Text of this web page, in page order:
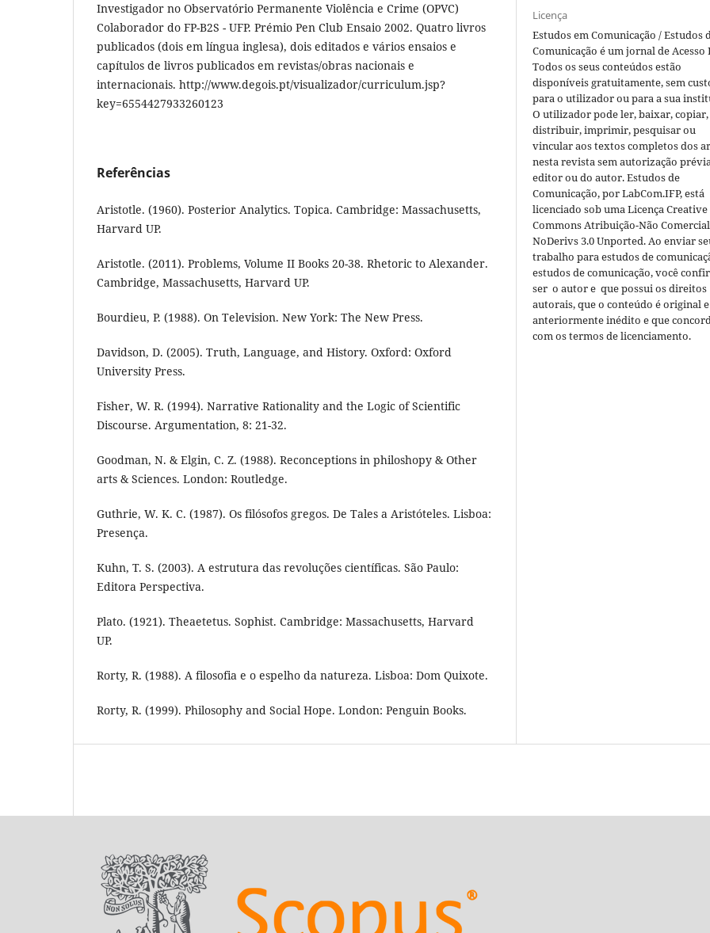
Investigador no Observatório Permanente Violência e Crime (OPVC)
Colaborador do FP-B2S - UFP. Prémio Pen Club Ensaio 2002. Quatro livros
publicados (dois em língua inglesa), dois editados e vários ensaios e
capítulos de livros publicados em revistas/obras nacionais e
internacionais. http://www.degois.pt/visualizador/curriculum.jsp?
key=6554427933260123
Referências
Aristotle. (1960). Posterior Analytics. Topica. Cambridge: Massachusetts,
Harvard UP.
Aristotle. (2011). Problems, Volume II Books 20-38. Rhetoric to Alexander.
Cambridge, Massachusetts, Harvard UP.
Bourdieu, P. (1988). On Television. New York: The New Press.
Davidson, D. (2005). Truth, Language, and History. Oxford: Oxford
University Press.
Fisher, W. R. (1994). Narrative Rationality and the Logic of Scientific
Discourse. Argumentation, 8: 21-32.
Goodman, N. & Elgin, C. Z. (1988). Reconceptions in philoshopy & Other
arts & Sciences. London: Routledge.
Guthrie, W. K. C. (1987). Os filósofos gregos. De Tales a Aristóteles. Lisboa:
Presença.
Kuhn, T. S. (2003). A estrutura das revoluções científicas. São Paulo:
Editora Perspectiva.
Plato. (1921). Theaetetus. Sophist. Cambridge: Massachusetts, Harvard
UP.
Rorty, R. (1988). A filosofia e o espelho da natureza. Lisboa: Dom Quixote.
Rorty, R. (1999). Philosophy and Social Hope. London: Penguin Books.
Licença
Estudos em Comunicação / Estudos
Comunicação é um jornal de Acesso
Todos os seus conteúdos estão
disponíveis gratuitamente, sem
para o utilizador ou para a sua
O utilizador pode ler, baixar, copiar,
distribuir, imprimir, pesquisar ou
vincular aos textos completos dos
nesta revista sem autorização
editor ou do autor. Estudos de
Comunicação, por LabCom.IFP, está
licenciado sob uma Licença Creative
Commons Atribuição-Não
NoDerivs 3.0 Unported. Ao enviar
trabalho para estudos de
estudos de comunicação, você
ser o autor e que possui os direitos
autorais, que o conteúdo é original e
anteriormente inédito e que
com os termos de licenciamento.